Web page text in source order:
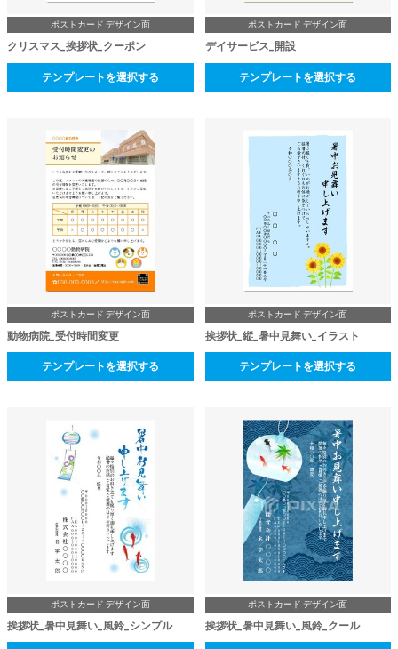
ポストカード デザイン面
クリスマス_挨拶状_クーポン
テンプレートを選択する
ポストカード デザイン面
デイサービス_開設
テンプレートを選択する
ポストカード デザイン面
動物病院_受付時間変更
テンプレートを選択する
ポストカード デザイン面
挨拶状_縦_暑中見舞い_イラスト
テンプレートを選択する
ポストカード デザイン面
挨拶状_暑中見舞い_風鈴_シンプル
ポストカード デザイン面
挨拶状_暑中見舞い_風鈴_クール